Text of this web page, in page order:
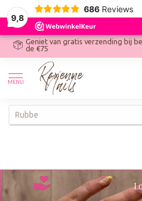
9,8
686 Reviews
Geniet van gratis verzending bij
de €75
MENU